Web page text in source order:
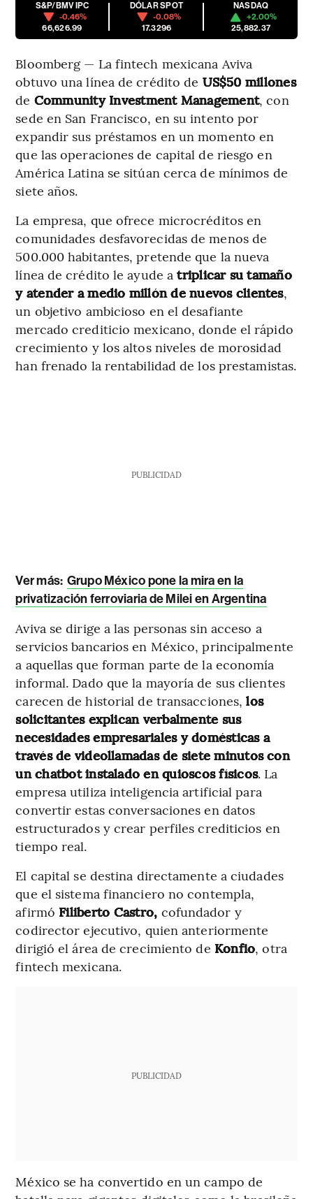
S&P/BMV IPC
-0.46%
66,626.99
DÓLAR SPOT
-0.08%
17.3296
NASDAQ
+2.00%
25,882.37
Bloomberg — La fintech mexicana Aviva
obtuvo una línea de crédito de US$50 millones
de Community Investment Management, con
sede en San Francisco, en su intento por
expandir sus préstamos en un momento en
que las operaciones de capital de riesgo en
América Latina se sitúan cerca de mínimos de
siete años.
La empresa, que ofrece microcréditos en
comunidades desfavorecidas de menos de
500.000 habitantes, pretende que la nueva
línea de crédito le ayude a triplicar su tamaño
y atender a medio millón de nuevos clientes,
un objetivo ambicioso en el desafiante
mercado crediticio mexicano, donde el rápido
crecimiento y los altos niveles de morosidad
han frenado la rentabilidad de los prestamistas.
PUBLICIDAD
Ver más: Grupo México pone la mira en la
privatización ferroviaria de Milei en Argentina
Aviva se dirige a las personas sin acceso a
servicios bancarios en México, principalmente
a aquellas que forman parte de la economía
informal. Dado que la mayoría de sus clientes
carecen de historial de transacciones, los
solicitantes explican verbalmente sus
necesidades empresariales y domésticas a
través de videollamadas de siete minutos con
un chatbot instalado en quioscos físicos. La
empresa utiliza inteligencia artificial para
convertir estas conversaciones en datos
estructurados y crear perfiles crediticios en
tiempo real.
El capital se destina directamente a ciudades
que el sistema financiero no contempla,
afirmó Filiberto Castro, cofundador y
codirector ejecutivo, quien anteriormente
dirigió el área de crecimiento de Konfio, otra
fintech mexicana.
PUBLICIDAD
México se ha convertido en un campo de